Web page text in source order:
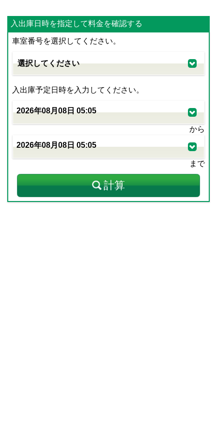
入出庫日時を指定して料金を確認する
車室番号を選択してください。
入出庫予定日時を入力してください。
から
まで
計算